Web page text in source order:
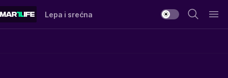
Lepa i srećna